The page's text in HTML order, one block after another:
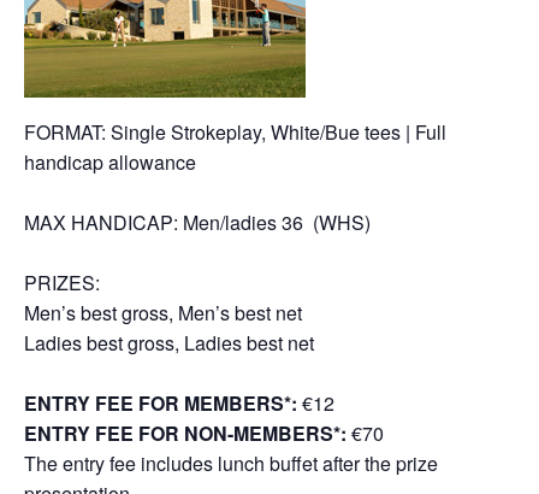
FORMAT: Single Strokeplay, White/Bue tees | Full
handicap allowance
MAX HANDICAP: Men/ladies 36 (WHS)
PRIZES:
Men’s best gross, Men’s best net
Ladies best gross, Ladies best net
ENTRY FEE FOR MEMBERS*: €12
ENTRY FEE FOR NON-MEMBERS*: €70
The entry fee includes lunch buffet after the prize